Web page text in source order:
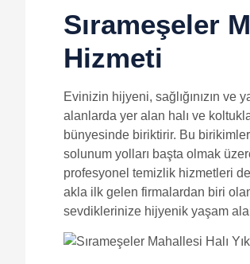
Sırameşeler
Hizmeti
Evinizin hijyeni, sağlığınızın ve
alanlarda yer alan halı ve
bünyesinde biriktirir. Bu
solunum yolları başta olmak
profesyonel temizlik hizmetleri
akla ilk gelen firmalardan biri
sevdiklerinize hijyenik yaşam